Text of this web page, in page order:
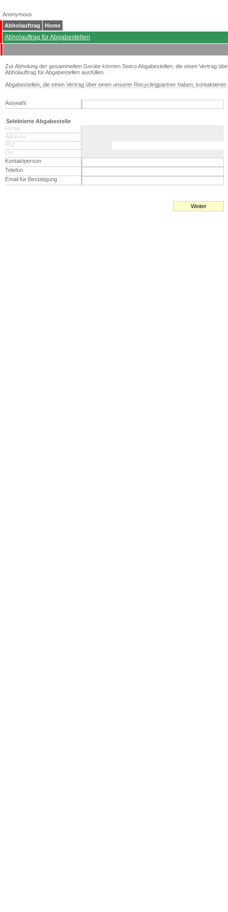
Anonymous
Abholauftrag
Home
Abholauftrag für Abgabestellen
Zur Abholung der gesammelten Geräte können Swico Abgabestellen, die einen Vertrag
Abholauftrag für Abgabestellen ausfüllen.
Abgabestellen, die einen Vertrag über einen unserer Recyclingpartner haben, kontaktieren
Auswahl
Selektierte Abgabestelle
Firma
Adresse
PLZ
Ort
Kontaktperson
Telefon
Email für Bestätigung